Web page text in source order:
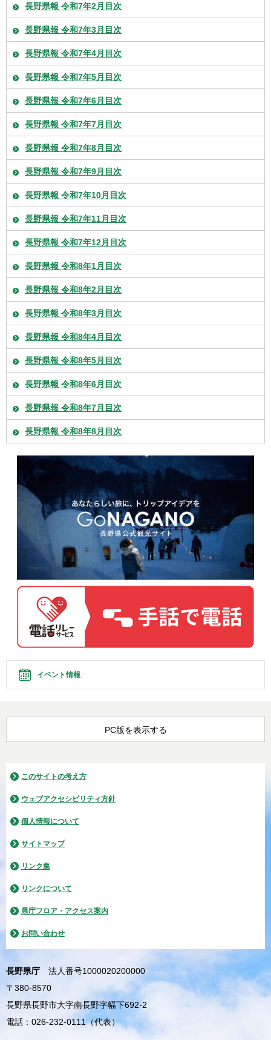
長野県報 令和7年2月目次
長野県報 令和7年3月目次
長野県報 令和7年4月目次
長野県報 令和7年5月目次
長野県報 令和7年6月目次
長野県報 令和7年7月目次
長野県報 令和7年8月目次
長野県報 令和7年9月目次
長野県報 令和7年10月目次
長野県報 令和7年11月目次
長野県報 令和7年12月目次
長野県報 令和8年1月目次
長野県報 令和8年2月目次
長野県報 令和8年3月目次
長野県報 令和8年4月目次
長野県報 令和8年5月目次
長野県報 令和8年6月目次
長野県報 令和8年7月目次
長野県報 令和8年8月目次
イベント情報
PC版を表示する
このサイトの考え方
ウェブアクセシビリティ方針
個人情報について
サイトマップ
リンク集
リンクについて
県庁フロア・アクセス案内
お問い合わせ
長野県庁
法人番号1000020200000
〒380-8570
長野県長野市大字南長野字幅下692-2
電話：026-232-0111（代表）